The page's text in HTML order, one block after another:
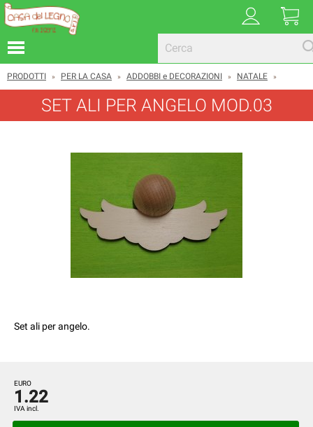
PRODOTTI » PER LA CASA » ADDOBBI e DECORAZIONI » NATALE »
SET ALI PER ANGELO MOD.03
Set ali per angelo.
EURO
1.22
IVA incl.